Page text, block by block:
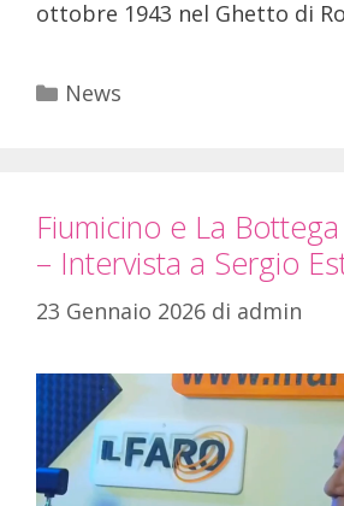
ottobre 1943 nel Ghetto di
News
Fiumicino e La
– Intervista a Sergio
23 Gennaio 2026 di admin